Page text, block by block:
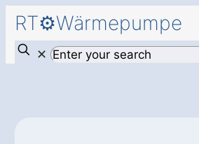
RT⚙️Wärmepumpe
✕